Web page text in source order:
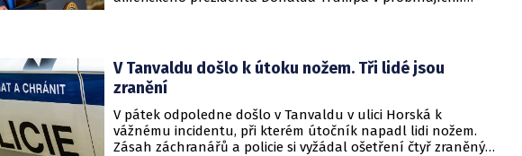
rukojmími za prezidenta Jimmyho Cartera.
V Tanvaldu došlo k útoku nožem. Tři lidé jsou
zranění
V pátek odpoledne došlo v Tanvaldu v ulici Horská k
vážnému incidentu, při kterém útočník napadl lidi nožem.
Zásah záchranářů a policie si vyžádal ošetření čtyř zraněných